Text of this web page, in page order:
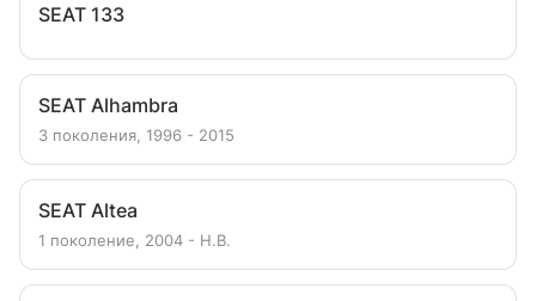
SEAT 133
SEAT Alhambra
3 поколения, 1996 - 2015
SEAT Altea
1 поколение, 2004 - Н.В.